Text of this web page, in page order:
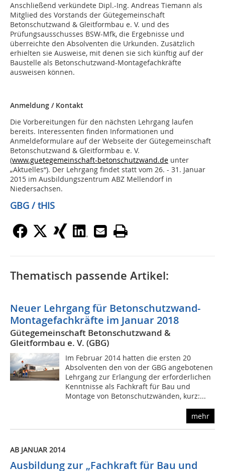
Anschließend verkündete Dipl.-Ing. Andreas Tiemann als
Mitglied des Vorstands der Gütegemeinschaft
Betonschutzwand & Gleitformbau e. V. und des
Prüfungsausschusses BSW-Mfk, die Ergebnisse und
überreichte den Absolventen die Urkunden. Zusätzlich
erhielten sie Ausweise, mit denen sie sich künftig auf der
Baustelle als Betonschutzwand-Montagefachkräfte
ausweisen können.
Anmeldung / Kontakt
Die Vorbereitungen für den nächsten Lehrgang laufen
bereits. Interessenten finden Informationen und
Anmeldeformulare auf der Webseite der Gütegemeinschaft
Betonschutzwand & Gleitformbau e. V.
(www.guetegemeinschaft-betonschutzwand.de unter
„Aktuelles“). Der Lehrgang findet statt vom 26. - 31. Januar
2015 im Ausbildungszentrum ABZ Mellendorf in
Niedersachsen.
GBG / tHIS
Thematisch passende Artikel:
Neuer Lehrgang für Betonschutzwand-
Montagefachkräfte im Januar 2018
Gütegemeinschaft Betonschutzwand &
Gleitformbau e. V. (GBG)
Im Februar 2014 hatten die ersten 20
Absolventen den von der GBG angebotenen
Lehrgang zur Erlangung der erforderlichen
Kenntnisse als Fachkraft für Bau und
Montage von Betonschutzwänden, kurz:...
mehr
AB JANUAR 2014
Ausbildung zur „Fachkraft für Bau und